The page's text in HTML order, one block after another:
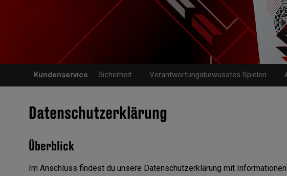
Kundenservice Sicherheit Verantwortungsbewusstes Spielen
Datenschutzerklärung
Überblick
Im Anschluss findest du unsere Datenschutzerklärung mit